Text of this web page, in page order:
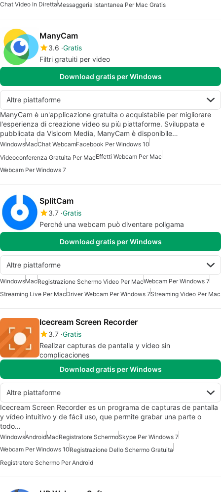
Chat Video In DirettaMessaggeria Istantanea Per Mac Gratis
ManyCam
3.6 Gratis
Filtri gratuiti per video
Download gratis per Windows
Altre piattaforme
ManyCam è un'applicazione gratuita o acquistabile per migliorare
l'esperienza di creazione video su più piattaforme. Sviluppata e
pubblicata da Visicom Media, ManyCam è disponibile…
WindowsMacChat WebcamFacebook Per Windows 10
Videoconferenza Gratuita Per MacEffetti Webcam Per Mac
Webcam Per Windows 7
SplitCam
3.7 Gratis
Perché una webcam può diventare poligama
Download gratis per Windows
Altre piattaforme
WindowsMacRegistrazione Schermo Video Per MacWebcam Per Windows 7
Streaming Live Per MacDriver Webcam Per Windows 7Streaming Video Per Mac
Icecream Screen Recorder
3.7 Gratis
Realizar capturas de pantalla y vídeo sin
complicaciones
Download gratis per Windows
Altre piattaforme
Icecream Screen Recorder es un programa de capturas de pantalla
y vídeo intuitivo y de fácil uso, que permite grabar una parte o
todo…
WindowsAndroidMacRegistratore SchermoSkype Per Windows 7
Webcam Per Windows 10Registrazione Dello Schermo Gratuita
Registratore Schermo Per Android